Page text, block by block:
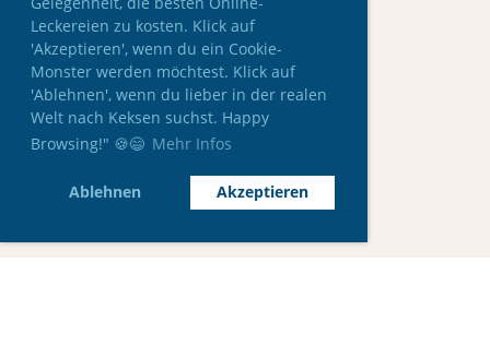
Leckereien zu kosten. Klick auf
'Akzeptieren', wenn du ein Cookie-
Monster werden möchtest. Klick auf
'Ablehnen', wenn du lieber in der realen
Welt nach Keksen suchst. Happy
Browsing!" 🍪😄 Mehr Infos
Ablehnen Akzeptieren